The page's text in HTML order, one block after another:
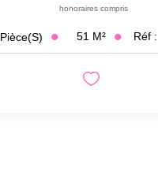
honoraires compris
Pièce(s) 51 M² Réf :